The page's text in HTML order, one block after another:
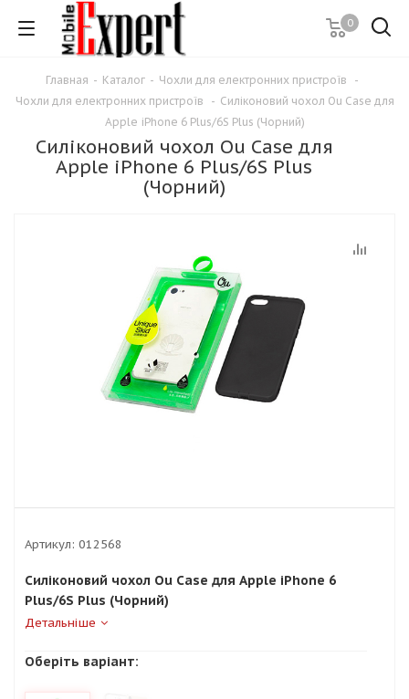
0
Главная - Каталог - Чохли для електронних пристроїв
-
Чохли для електронних пристроїв
- Силіконовий чохол Ou Case для
Apple iPhone 6 Plus/6S Plus (Чорний)
Силіконовий чохол Ou Case для
Apple iPhone 6 Plus/6S Plus
(Чорний)
Артикул: 012568
Силіконовий чохол Ou Case для Apple iPhone 6
Plus/6S Plus (Чорний)
Детальніше
Оберіть варіант: